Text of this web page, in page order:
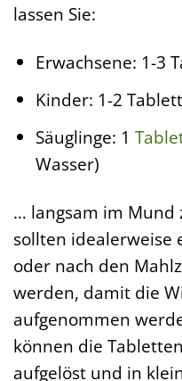
lassen Sie:
Erwachsene: 1-3
Kinder: 1-2
Säuglinge: 1
Wasser)
… langsam im Mund
sollten idealerweise
oder nach den
werden, damit die
aufgenommen
können die
aufgelöst und in